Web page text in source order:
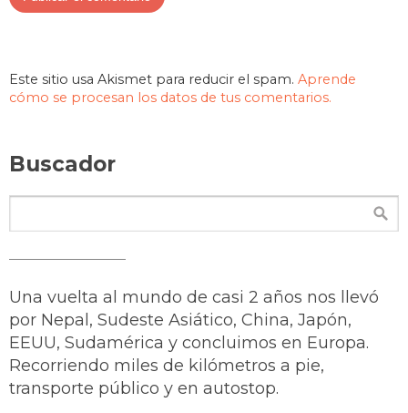
Este sitio usa Akismet para reducir el spam. Aprende
cómo se procesan los datos de tus comentarios.
Buscador
Una vuelta al mundo de casi 2 años nos llevó
por Nepal, Sudeste Asiático, China, Japón,
EEUU, Sudamérica y concluimos en Europa.
Recorriendo miles de kilómetros a pie,
transporte público y en autostop.